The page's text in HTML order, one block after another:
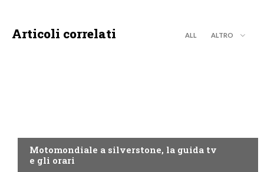
Articoli correlati ALL ALTRO
Motomondiale a silverstone, la guida tv
e gli orari